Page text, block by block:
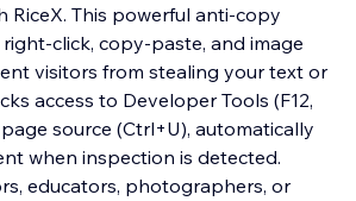
This powerful anti-copy
click, copy-paste, and image
visitors from stealing your text or
access to Developer Tools (F12,
source (Ctrl+U), automatically
when inspection is detected.
educators, photographers, or